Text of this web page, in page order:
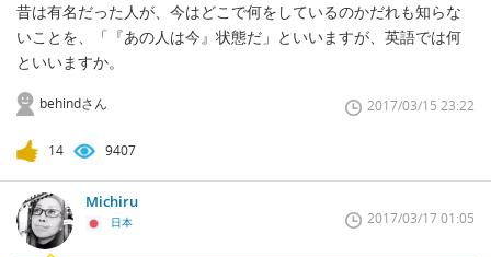
昔は有名だった人が、今はどこで何をしているのかだれも知らな
いことを、「『あの人は今』状態だ」といいますが、英語では何
といいますか。
behindさん 2017/03/15 23:22
14 9407
Michiru
日本 2017/03/17 01:05